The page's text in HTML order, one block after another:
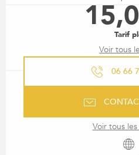
Tarif
Voir tous
06 66
Voir tous